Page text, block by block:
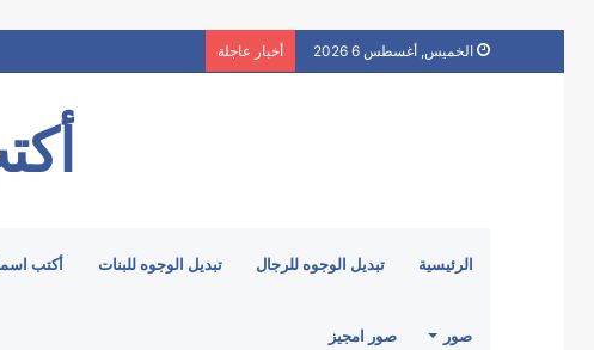
الخميس, أغسطس 6 2026 أخبار عاجلة
الرئيسية تبديل الوجوه للرجال تبديل الوجوه للبنات أكتب
صور صور امجيز